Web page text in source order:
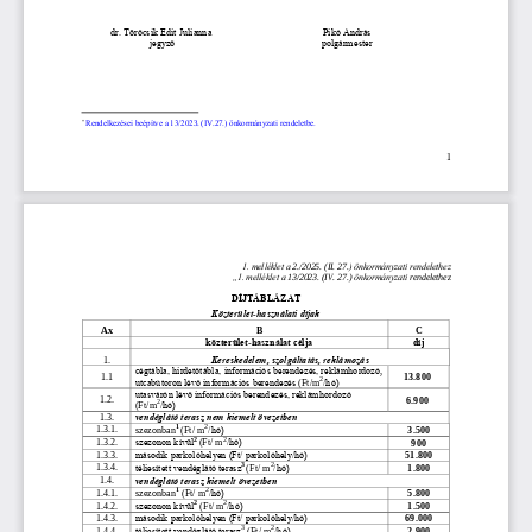
1
dr. Törőcsik Edit Julianna
Pikó András
jegyző
polgármester
Rendelkezései beépítve a 13/2023. (IV.27.) önkormányzati rendeletbe.
1. melléklet a 2 ./2025 . (II. 27. ) önkormányzati rendelethez
„1. melléklet a 13/2023. (IV. 27.) önkormányzati rendelethez
DÍJTÁBLÁZAT
Közterület-használati díjak
Ax B
C
közterület-használat célja
díj
1.
Kereskedelem, szolgáltatás, reklámozás
1 1
cégtábla, hirdetőtábla, információs berendezés, reklámhordozó
utcabútoron lévő információs berendezés (Ft/m2/hó)
13.800
1 .2.
utasvárón lévő információs berendezés, reklámhordozó
(Ft/m2/hó)
6.900
1. 3.
vendéglátó terasz nem kiemelt övezetben
1. 3.1 szezonban1(Ft/ m2/hó)
3.500
1.3. 2. szezonon kívül2 (Ft/ m2/hó)
900
1.3.3. második parkolóhelyen (Ft/ parkolóhely/hó)
51.800
1.3. 4. téliesített vendéglátó terasz3 (Ft/ m2/hó)
1.800
1. 4.
vendéglátó terasz kiemelt övezetben
1. 4.1. szezonban1 (Ft/ m2/hó)
5.800
1. 4.2. szezonon kívül2 (Ft/ m2/hó)
1.500
1. 4.3. második parkolóhelyen (Ft/ parkolóhely/hó)
69.000
1. 4.4. téliesített vendéglátó terasz3 (Ft/ m2/hó)